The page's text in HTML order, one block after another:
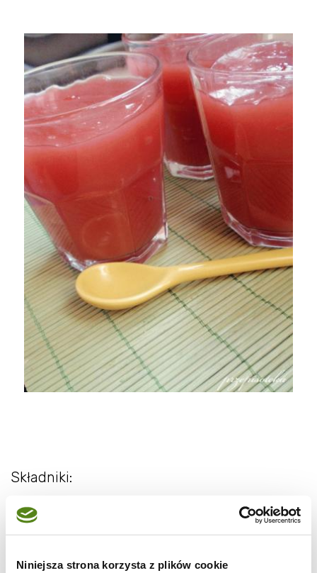
Niniejsza strona korzysta z plików cookie
Składniki:
400 ml soku grapefruitowego